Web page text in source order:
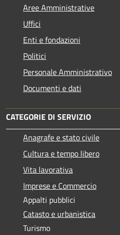
Aree Amministrative
Uffici
Enti e fondazioni
Politici
Personale Amministrativo
Documenti e dati
CATEGORIE DI SERVIZIO
Anagrafe e stato civile
Cultura e tempo libero
Vita lavorativa
Imprese e Commercio
Appalti pubblici
Catasto e urbanistica
Turismo